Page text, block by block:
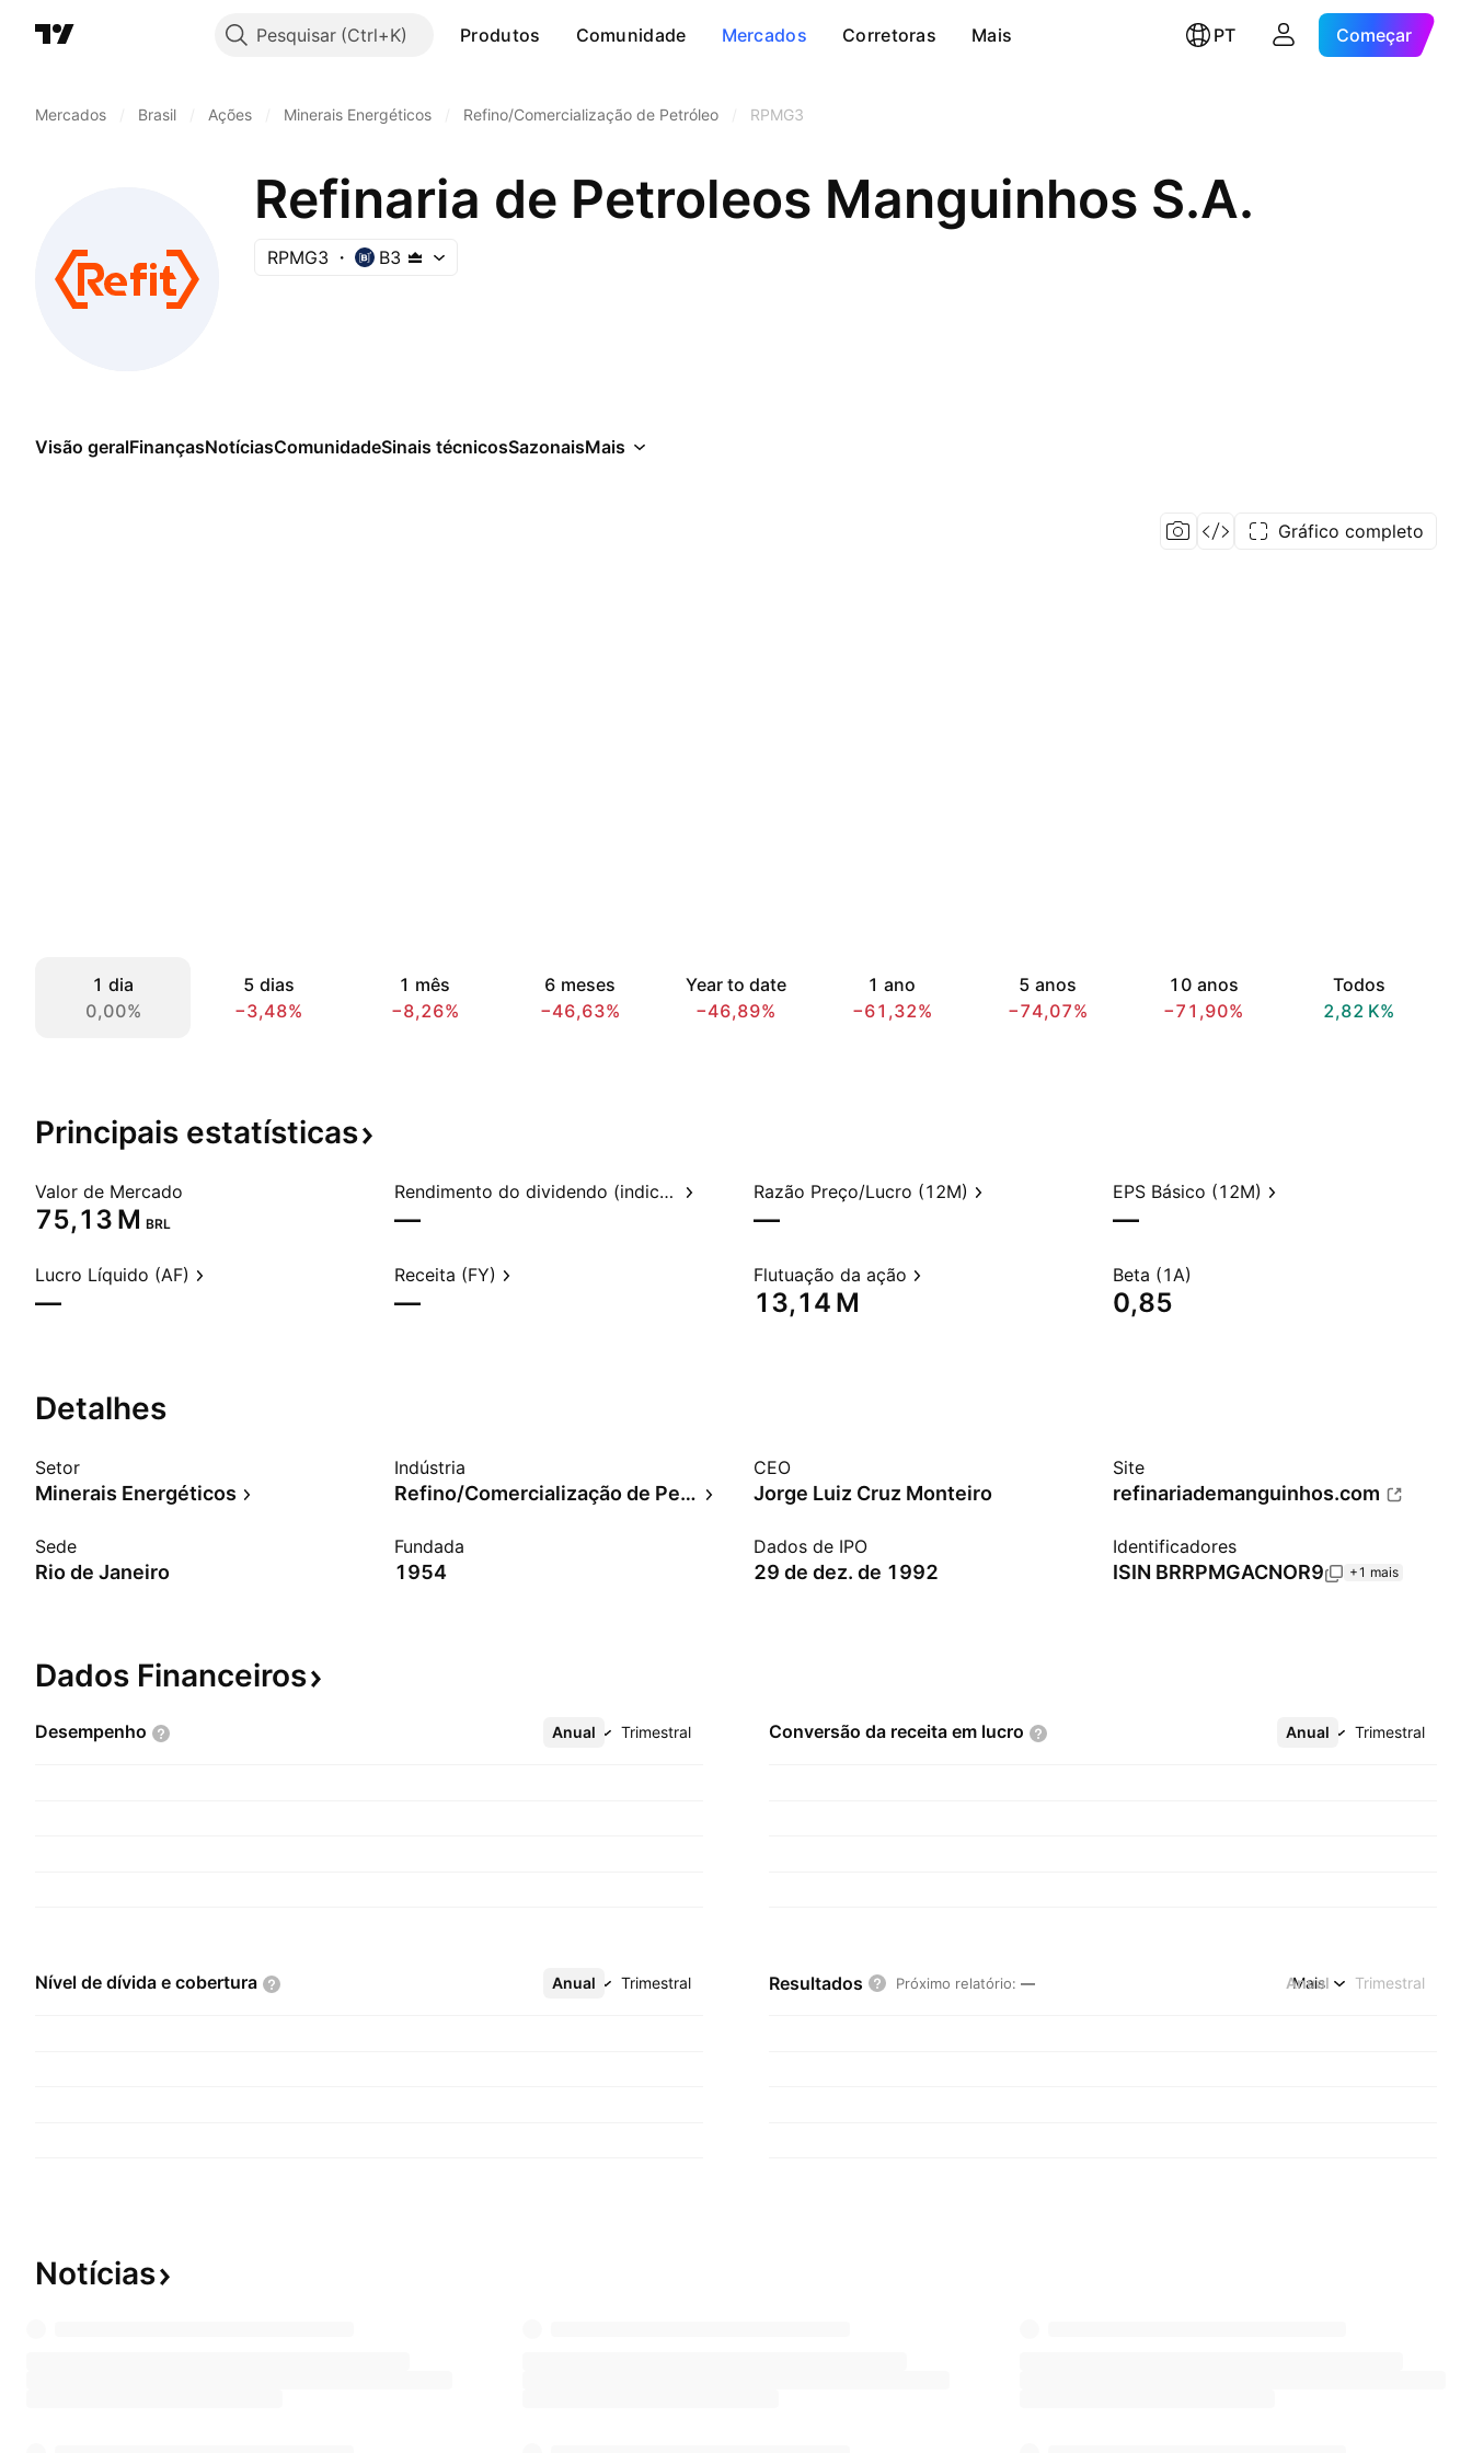
Pesquisar Produtos Comunidade Mercados Corretoras Mais PT Começar
Mercados Brasil Ações Minerais Energéticos Refino/Comercialização de Petróleo RPMG3
Refinaria de Petroleos Manguinhos S.A.
RPMG3 B3
Visão geralFinançasNotíciasComunidadeSinais técnicosSazonaisMais
Gráfico completo
1 dia
0,00%
5 dias
−3,48%
1 mês
−8,26%
6 meses
−46,63%
Year to date
−46,89%
1 ano
−61,32%
5 anos
−74,07%
10 anos
−71,90%
Todos
‪2,82 K‬%
Principais estatísticas
Valor de Mercado
‪75,13 M‬ BRL
Rendimento do dividendo (indicado)
—
Razão Preço/Lucro (12M)
—
EPS Básico (12M)
—
Lucro Líquido (AF)
—
Receita (FY)
—
Flutuação da ação
‪13,14 M‬
Beta (1A)
0,85
Detalhes
Setor
Minerais Energéticos
Indústria
Refino/Comercialização de Petróleo
CEO
Jorge Luiz Cruz Monteiro
Site
refinariademanguinhos.com
Sede
Rio de Janeiro
Fundada
1954
Dados de IPO
29 de dez. de 1992
Identificadores
ISIN BRRPMGACNOR9 +1 mais
Dados Financeiros
Desempenho Anual Trimestral
Mais Conversão da receita em lucro Anual Trimestral
Mais
Nível de dívida e cobertura Anual Trimestral
Mais Resultados Próximo relatório: — Anual Trimestral
Mais
Notícias